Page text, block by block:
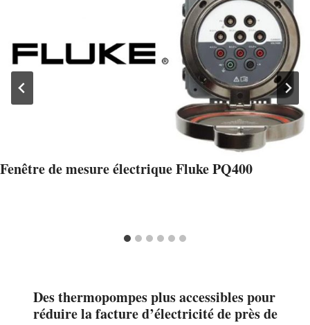
Fenêtre de mesure électrique Fluke PQ400
Des thermopompes plus accessibles pour
réduire la facture d’électricité de près de